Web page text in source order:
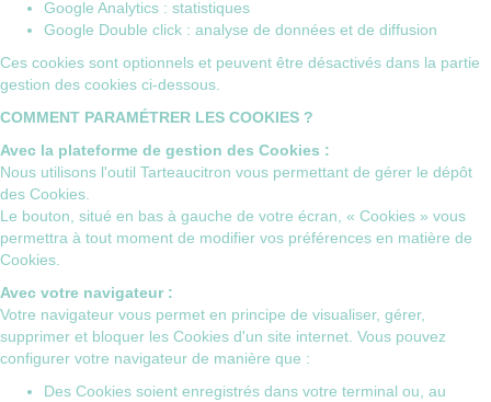
Google Analytics : statistiques
Google Double click : analyse de données et de diffusion
Ces cookies sont optionnels et peuvent être désactivés dans la partie
gestion des cookies ci-dessous.
COMMENT PARAMÉTRER LES COOKIES ?
Avec la plateforme de gestion des Cookies :
Nous utilisons l'outil Tarteaucitron vous permettant de gérer le dépôt
des Cookies.
Le bouton, situé en bas à gauche de votre écran, « Cookies » vous
permettra à tout moment de modifier vos préférences en matière de
Cookies.
Avec votre navigateur :
Votre navigateur vous permet en principe de visualiser, gérer,
supprimer et bloquer les Cookies d'un site internet. Vous pouvez
configurer votre navigateur de manière que :
Des Cookies soient enregistrés dans votre terminal ou, au